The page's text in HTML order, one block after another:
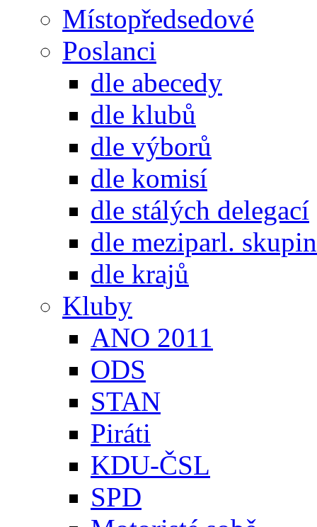
Místopředsedové
Poslanci
dle abecedy
dle klubů
dle výborů
dle komisí
dle stálých delegací
dle meziparl. skupin
dle krajů
Kluby
ANO 2011
ODS
STAN
Piráti
KDU-ČSL
SPD